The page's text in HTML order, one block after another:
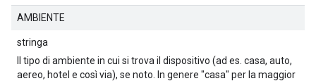
AMBIENTE
stringa
Il tipo di ambiente in cui si trova il dispositivo (ad es. casa, auto,
aereo, hotel e così via), se noto. In genere "casa" per la maggior